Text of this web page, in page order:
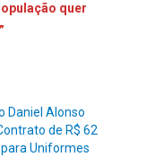
quer
Daniel Alonso
de R$ 62
Uniformes